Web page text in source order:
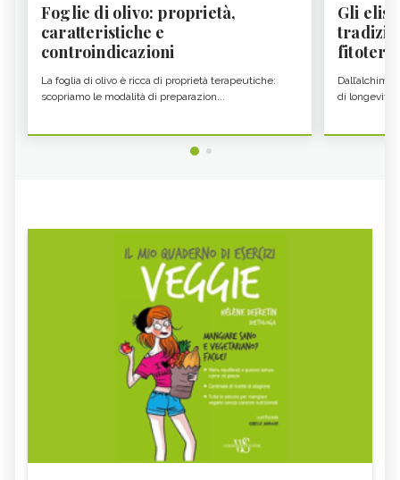
Foglie di olivo: proprietà,
caratteristiche e
controindicazioni
La foglia di olivo è ricca di proprietà terapeutiche:
scopriamo le modalità di preparazion...
Gli
fitoter...
di longevità